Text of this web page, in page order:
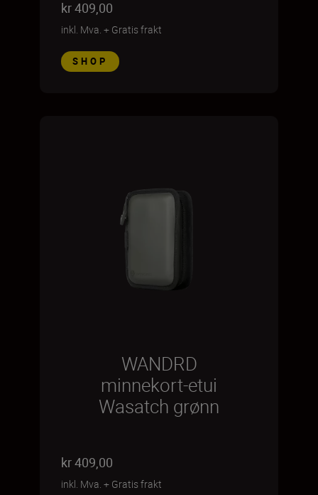
kr 409,00
inkl. Mva. + Gratis frakt
SHOP
WANDRD
minnekort-etui
Wasatch grønn
kr 409,00
inkl. Mva. + Gratis frakt